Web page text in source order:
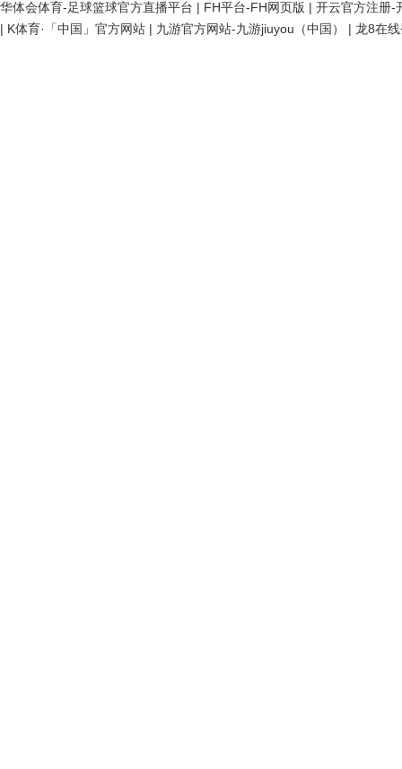
华体会体育-足球篮球官方直播平台 | FH平台-FH网页版 | 开云官方注册-
| K体育·「中国」官方网站 | 九游官方网站-九游jiuyou（中国） | 龙8在